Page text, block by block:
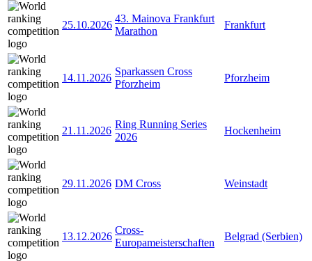
25.10.2026
43. Mainova Frankfurt
Marathon
Frankfurt
14.11.2026
Sparkassen Cross
Pforzheim
Pforzheim
21.11.2026
Ring Running Series
2026
Hockenheim
29.11.2026 DM Cross Weinstadt
13.12.2026
Cross-
Europameisterschaften
Belgrad (Serbien)